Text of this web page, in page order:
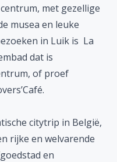
met gezellige
musea en leuke
in Luik is La
dat is
of proef
citytrip in België,
rijke en welvarende
en